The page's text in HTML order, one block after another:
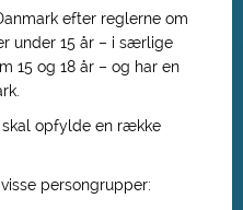
efter reglerne om
under 15 år – i særlige
15 og 18 år – og har en
opfylde en række
persongrupper: